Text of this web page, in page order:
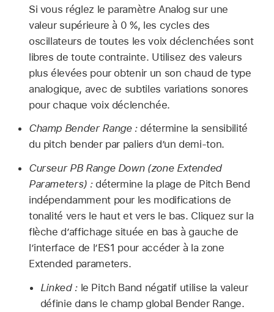
Si vous réglez le paramètre Analog sur une
valeur supérieure à 0 %, les cycles des
oscillateurs de toutes les voix déclenchées sont
libres de toute contrainte. Utilisez des valeurs
plus élevées pour obtenir un son chaud de type
analogique, avec de subtiles variations sonores
pour chaque voix déclenchée.
Champ Bender Range :détermine la sensibilité
du pitch bender par paliers d’un demi-ton.
Curseur PB Range Down (zone Extended
Parameters) :détermine la plage de Pitch Bend
indépendamment pour les modifications de
tonalité vers le haut et vers le bas. Cliquez sur la
flèche d’affichage située en bas à gauche de
l’interface de l’ES1 pour accéder à la zone
Extended parameters.
Linked :le Pitch Band négatif utilise la valeur
définie dans le champ global Bender Range.